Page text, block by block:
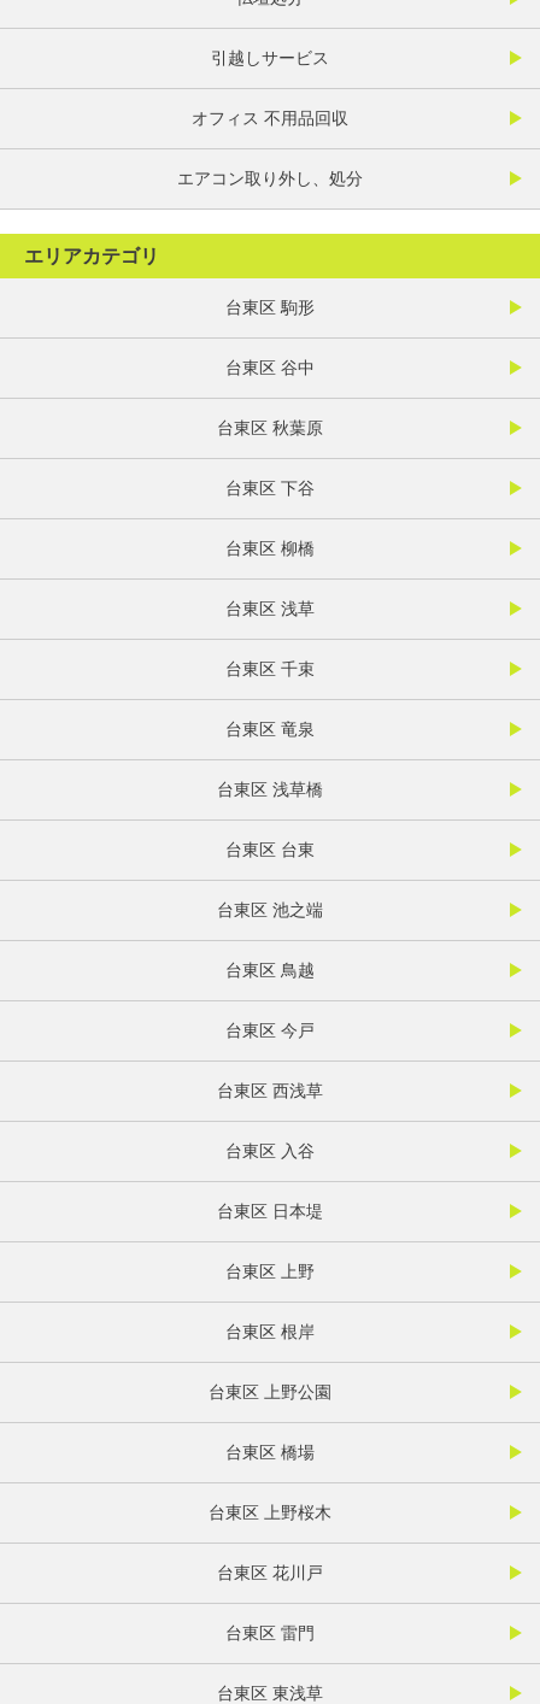
引越しサービス
オフィス 不用品回収
エアコン取り外し、処分
エリアカテゴリ
台東区 駒形
台東区 谷中
台東区 秋葉原
台東区 下谷
台東区 柳橋
台東区 浅草
台東区 千束
台東区 竜泉
台東区 浅草橋
台東区 台東
台東区 池之端
台東区 鳥越
台東区 今戸
台東区 西浅草
台東区 入谷
台東区 日本堤
台東区 上野
台東区 根岸
台東区 上野公園
台東区 橋場
台東区 上野桜木
台東区 花川戸
台東区 雷門
台東区 東浅草